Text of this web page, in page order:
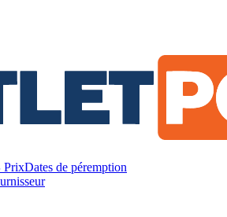
Dates de péremption